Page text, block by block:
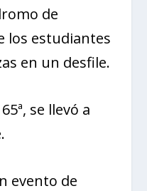
de
los estudiantes
en un desfile.
se llevó a
evento de